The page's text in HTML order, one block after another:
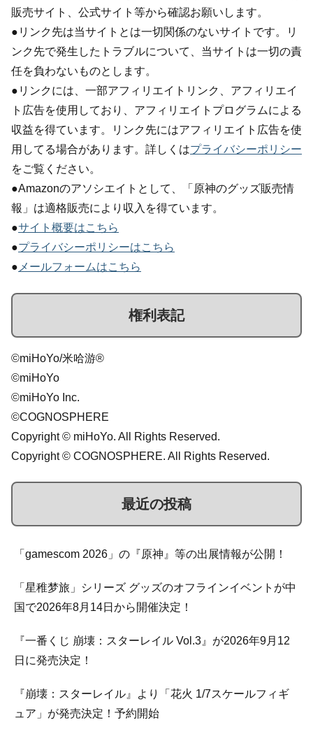
販売サイト、公式サイト等から確認お願いします。
●リンク先は当サイトとは一切関係のないサイトです。リ
ンク先で発生したトラブルについて、当サイトは一切の責
任を負わないものとします。
●リンクには、一部アフィリエイトリンク、アフィリエイ
ト広告を使用しており、アフィリエイトプログラムによる
収益を得ています。リンク先にはアフィリエイト広告を使
用してる場合があります。詳しくはプライバシーポリシー
をご覧ください。
●Amazonのアソシエイトとして、「原神のグッズ販売情
報」は適格販売により収入を得ています。
●サイト概要はこちら
●プライバシーポリシーはこちら
● メールフォームはこちら
権利表記
©miHoYo/米哈游®
©miHoYo
©miHoYo Inc.
©COGNOSPHERE
Copyright © miHoYo. All Rights Reserved.
Copyright © COGNOSPHERE. All Rights Reserved.
最近の投稿
「gamescom 2026」の『原神』等の出展情報が公開！
「星稚梦旅」シリーズ グッズのオフラインイベントが中
国で2026年8月14日から開催決定！
『一番くじ 崩壊：スターレイル Vol.3』が2026年9月12
日に発売決定！
『崩壊：スターレイル』より「花火 1/7スケールフィギ
ュア」が発売決定！予約開始